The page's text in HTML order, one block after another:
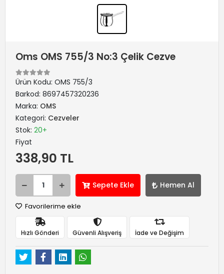
Oms OMS 755/3 No:3 Çelik Cezve
Ürün Kodu: OMS 755/3
Barkod: 8697457320236
Marka: OMS
Kategori: Cezveler
Stok: 20+
Fiyat
338,90 TL
Sepete Ekle Hemen Al
Favorilerime ekle
Hızlı Gönderi Güvenli Alışveriş İade ve Değişim